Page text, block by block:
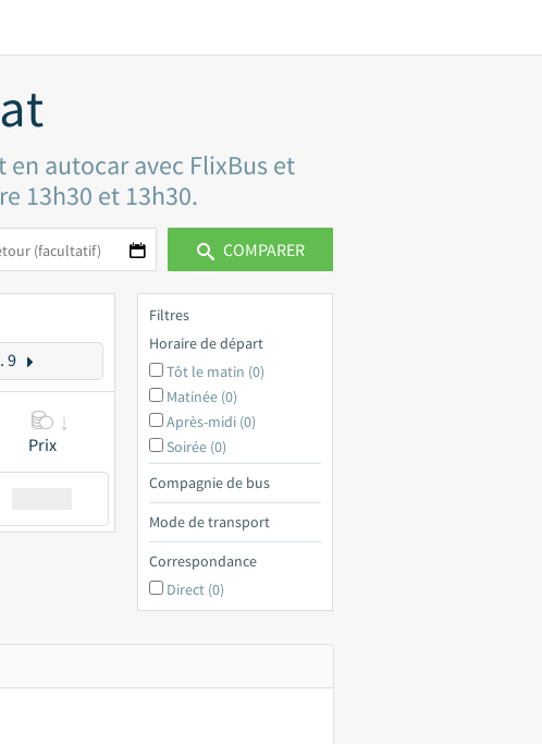
autocar avec FlixBus et
13h30 et 13h30.
COMPARER
9
Prix
Filtres
Horaire de départ
Tôt le matin (0)
Matinée (0)
Après-midi (0)
Soirée (0)
Compagnie de bus
Mode de transport
Correspondance
Direct (0)